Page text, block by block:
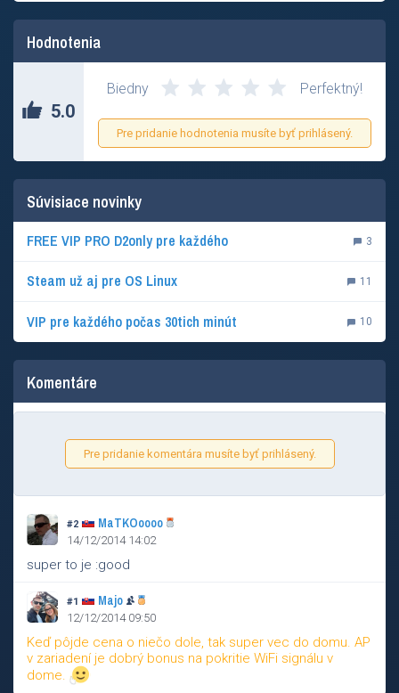
Hodnotenia
5.0
Biedny Perfektný!
Pre pridanie hodnotenia musíte byť prihlásený.
Súvisiace novinky
FREE VIP PRO D2only pre každého 3
Steam už aj pre OS Linux 11
VIP pre každého počas 30tich minút 10
Komentáre
Pre pridanie komentára musíte byť prihlásený.
#2 MaTKOoooo
14/12/2014 14:02
super to je :good
#1 Majo
12/12/2014 09:50
Keď pôjde cena o niečo dole, tak super vec do domu. AP
v zariadení je dobrý bonus na pokritie WiFi signálu v
dome.